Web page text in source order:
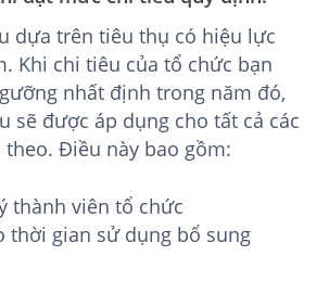
dựa trên tiêu thụ có hiệu lực
Khi chi tiêu của tổ chức bạn
nhất định trong năm đó,
sẽ được áp dụng cho tất cả các
Điều này bao gồm:
thành viên tổ chức
thời gian sử dụng bổ sung